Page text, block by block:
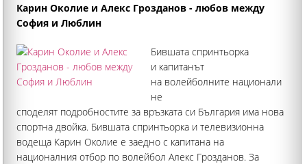
Карин Околие и Алекс Грозданов - любов между
София и Люблин
Бившата спринтьорка
и капитанът
на волейболните национали
не
споделят подробностите за връзката си България има нова
спортна двойка. Бившата спринтьорка и телевизионна
водеща Карин Околие е заедно с капитана на
националния отбор по волейбол Алекс Грозданов. За